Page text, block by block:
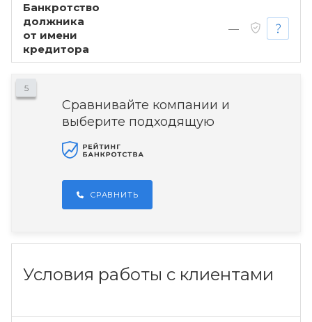
Банкротство
должника
от имени
кредитора
—
5
Сравнивайте компании и
выберите подходящую
СРАВНИТЬ
Условия работы с клиентами